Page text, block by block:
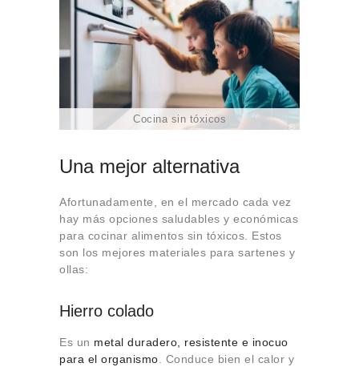
Cocina sin tóxicos
Una mejor alternativa
Afortunadamente, en el mercado cada vez
hay más opciones saludables y económicas
para cocinar alimentos sin tóxicos. Estos
son los mejores materiales para sartenes y
ollas:
Hierro colado
Es un metal duradero, resistente e inocuo
para el organismo . Conduce bien el calor y